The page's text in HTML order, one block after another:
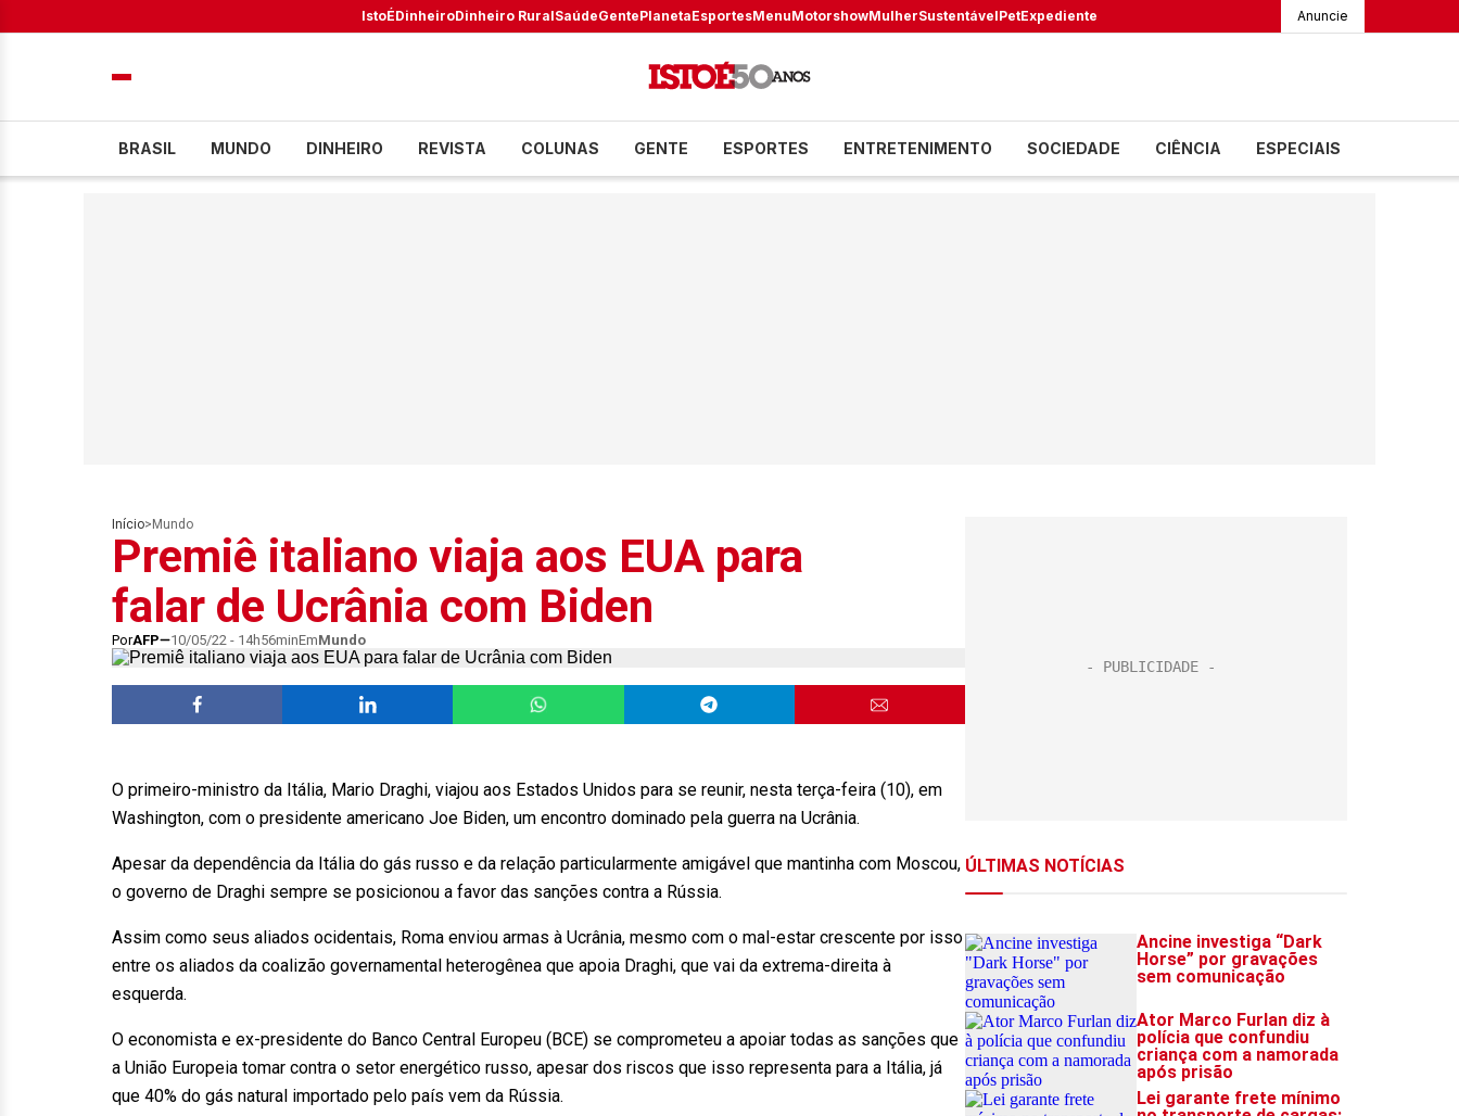
IstoÉDinheiroDinheiro RuralSaúdeGentePlanetaEsportesMenuMotorshowMulherSustentávelPetExpediente Anuncie
BRASIL MUNDO DINHEIRO REVISTA COLUNAS GENTE ESPORTES ENTRETENIMENTO SOCIEDADE CIÊNCIA ESPECIAIS
Início> Mundo
Premiê italiano viaja aos EUA para
falar de Ucrânia com Biden
PorAFP 10/05/22 - 14h56minEmMundo
O primeiro-ministro da Itália, Mario Draghi, viajou aos Estados Unidos para se reunir, nesta terça-feira (10), em
Washington, com o presidente americano Joe Biden, um encontro dominado pela guerra na Ucrânia.
Apesar da dependência da Itália do gás russo e da relação particularmente amigável que mantinha com Moscou,
o governo de Draghi sempre se posicionou a favor das sanções contra a Rússia.
Assim como seus aliados ocidentais, Roma enviou armas à Ucrânia, mesmo com o mal-estar crescente por isso
entre os aliados da coalizão governamental heterogênea que apoia Draghi, que vai da extrema-direita à
esquerda.
O economista e ex-presidente do Banco Central Europeu (BCE) se comprometeu a apoiar todas as sanções que
a União Europeia tomar contra o setor energético russo, apesar dos riscos que isso representa para a Itália, já
que 40% do gás natural importado pelo país vem da Rússia.